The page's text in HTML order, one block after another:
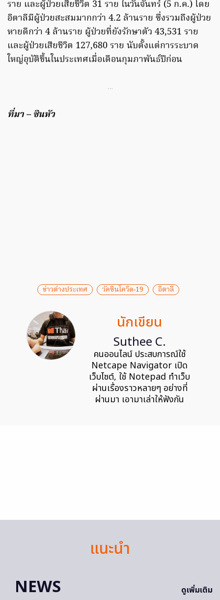
ราย และผู้ป่วยเสียชีวิต 31 ราย ในวันจันทร์ (5 ก.ค.) โดย
อิตาลีมีผู้ป่วยสะสมมากกว่า 4.2 ล้านราย ซึ่งรวมถึงผู้ป่วย
หายดีกว่า 4 ล้านราย ผู้ป่วยที่ยังรักษาตัว 43,531 ราย
และผู้ป่วยเสียชีวิต 127,680 ราย นับตั้งแต่การระบาด
ใหญ่อุบัติขึ้นในประเทศเมื่อเดือนกุมภาพันธ์ปีก่อน
…
ที่มา – ซินหัว
ข่าวต่างประเทศ วัคซีนโควิด-19 อิตาลี
นักเขียน
Suthee C.
คนออนไลน์ ประสบการณ์ใช้
Netcape Navigator เปิด
เว็บไซต์, ใช้ Notepad ทำเว็บ
ผ่านเรื่องราวหลายๆ อย่างที่
ผ่านมา เอามาเล่าให้ฟังกัน
แนะนำ
NEWS
ดูเพิ่มเติม